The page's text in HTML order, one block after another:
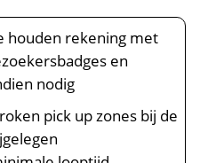
houden rekening met
en
nodig
pick up zones bij de